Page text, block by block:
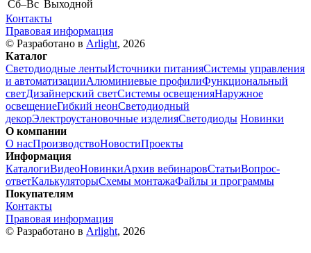
Cб–Вс Выходной
Контакты
Правовая информация
© Разработано в Arlight, 2026
Каталог
Светодиодные лентыИсточники питанияСистемы управления
и автоматизацииАлюминиевые профилиФункциональный
светДизайнерский светСистемы освещенияНаружное
освещениеГибкий неонСветодиодный
декорЭлектроустановочные изделияСветодиоды Новинки
О компании
О насПроизводствоНовостиПроекты
Информация
КаталогиВидеоНовинкиАрхив вебинаровСтатьиВопрос-
ответКалькуляторыСхемы монтажаФайлы и программы
Покупателям
Контакты
Правовая информация
© Разработано в Arlight, 2026